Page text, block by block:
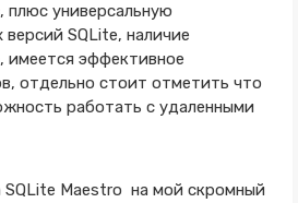
универсальную
SQLite, наличие
имеется эффективное
отдельно стоит отметить что
работать с удаленными
Maestro на мой скромный